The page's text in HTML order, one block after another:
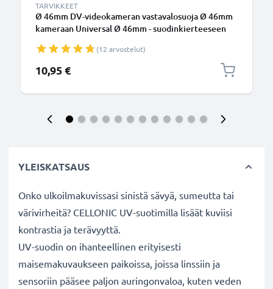
TARVIKKEET
Ø 46mm DV-videokameran vastavalosuoja Ø 46mm
kameraan Universal Ø 46mm - suodinkierteeseen
CELLONIC
(12 arvostelut)
10,95 €
YLEISKATSAUS
Onko ulkoilmakuvissasi sinistä sävyä, sumeutta tai
värivirheitä? CELLONIC UV-suotimilla lisäät kuviisi
kontrastia ja terävyyttä.
UV-suodin on ihanteellinen erityisesti
maisemakuvaukseen paikoissa, joissa linssiin ja
sensoriin pääsee paljon auringonvaloa, kuten veden